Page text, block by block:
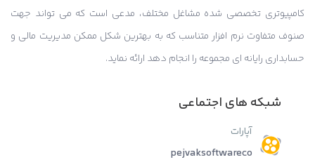
کامپیوتری تخصصی شده مشاغل مختلف، مدعی است که می تواند جهت
صنوف متفاوت نرم افزار متناسب که به بهترین شکل ممکن مدیریت مالی و
حسابداری رایانه ای مجموعه را انجام دهد ارائه نماید.
شبکه های اجتماعی
آپارات
pejvaksoftwareco